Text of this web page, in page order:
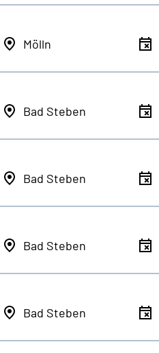
Mölln
Bad Steben
Bad Steben
Bad Steben
Bad Steben